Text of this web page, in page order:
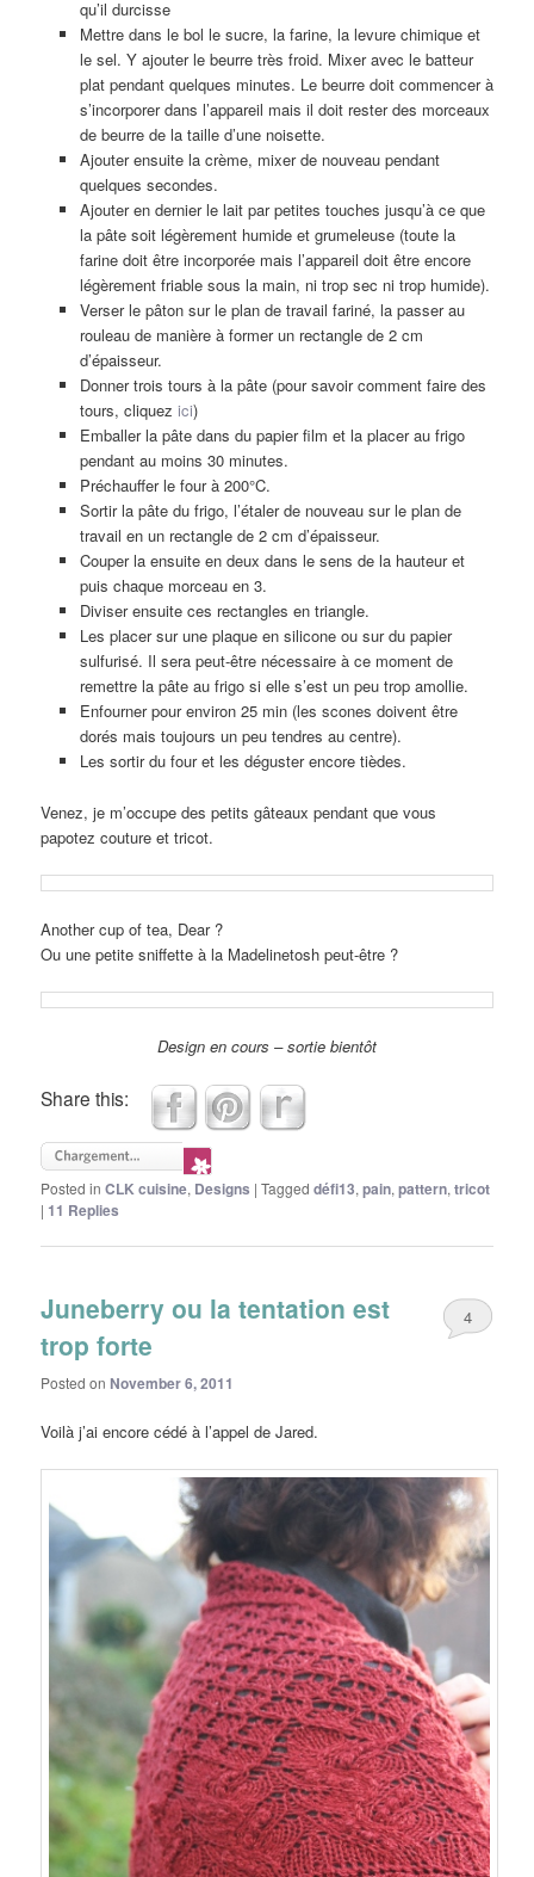
qu’il durcisse
Mettre dans le bol le sucre, la farine, la levure chimique et
le sel. Y ajouter le beurre très froid. Mixer avec le batteur
plat pendant quelques minutes. Le beurre doit commencer à
s’incorporer dans l’appareil mais il doit rester des morceaux
de beurre de la taille d’une noisette.
Ajouter ensuite la crème, mixer de nouveau pendant
quelques secondes.
Ajouter en dernier le lait par petites touches jusqu’à ce que
la pâte soit légèrement humide et grumeleuse (toute la
farine doit être incorporée mais l’appareil doit être encore
légèrement friable sous la main, ni trop sec ni trop humide).
Verser le pâton sur le plan de travail fariné, la passer au
rouleau de manière à former un rectangle de 2 cm
d’épaisseur.
Donner trois tours à la pâte (pour savoir comment faire des
tours, cliquez ici)
Emballer la pâte dans du papier film et la placer au frigo
pendant au moins 30 minutes.
Préchauffer le four à 200°C.
Sortir la pâte du frigo, l’étaler de nouveau sur le plan de
travail en un rectangle de 2 cm d’épaisseur.
Couper la ensuite en deux dans le sens de la hauteur et
puis chaque morceau en 3.
Diviser ensuite ces rectangles en triangle.
Les placer sur une plaque en silicone ou sur du papier
sulfurisé. Il sera peut-être nécessaire à ce moment de
remettre la pâte au frigo si elle s’est un peu trop amollie.
Enfourner pour environ 25 min (les scones doivent être
dorés mais toujours un peu tendres au centre).
Les sortir du four et les déguster encore tièdes.
Venez, je m’occupe des petits gâteaux pendant que vous
papotez couture et tricot.
Another cup of tea, Dear ?
Ou une petite sniffette à la Madelinetosh peut-être ?
Design en cours – sortie bientôt
Share this:
Posted in CLK cuisine, Designs |Tagged défi13,pain,pattern,tricot
| 11 Replies
Juneberry ou la tentation est
trop forte
Posted on November 6, 2011
4
Voilà j’ai encore cédé à l’appel de Jared.